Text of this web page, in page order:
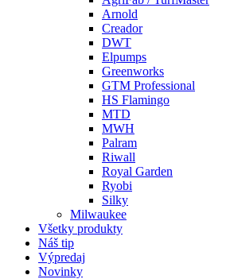
Arnold
Creador
DWT
Elpumps
Greenworks
GTM Professional
HS Flamingo
MTD
MWH
Palram
Riwall
Royal Garden
Ryobi
Silky
Milwaukee
Všetky produkty
Náš tip
Výpredaj
Novinky